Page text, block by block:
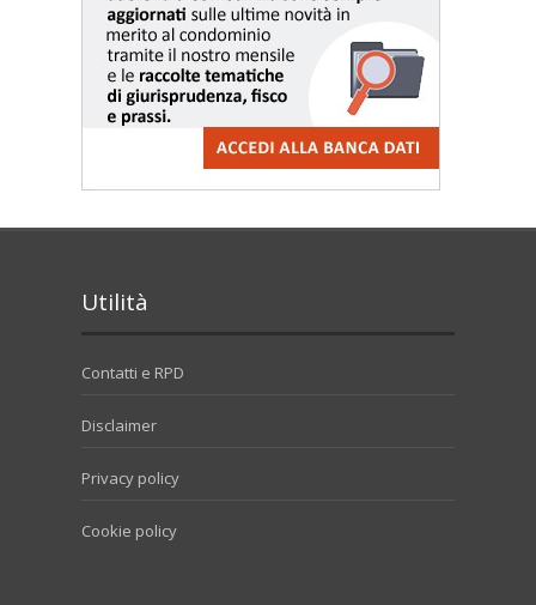
Utilità
Contatti e RPD
Disclaimer
Privacy policy
Cookie policy